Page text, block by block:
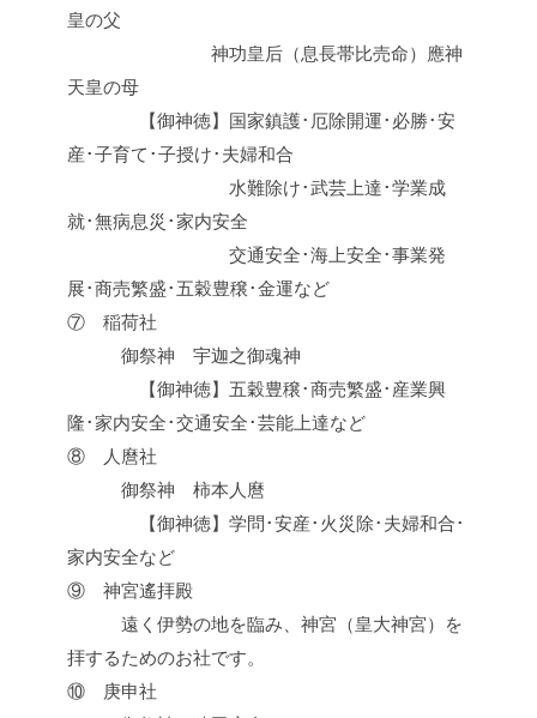
皇の父
神功皇后（息長帯比売命）應神
天皇の母
【御神徳】国家鎮護･厄除開運･必勝･安
産･子育て･子授け･夫婦和合
水難除け･武芸上達･学業成
就･無病息災･家内安全
交通安全･海上安全･事業発
展･商売繁盛･五穀豊穣･金運など
⑦ 稲荷社
御祭神 宇迦之御魂神
【御神徳】五穀豊穣･商売繁盛･産業興
隆･家内安全･交通安全･芸能上達など
⑧ 人麿社
御祭神 柿本人麿
【御神徳】学問･安産･火災除･夫婦和合･
家内安全など
⑨ 神宮遙拝殿
遠く伊勢の地を臨み、神宮（皇大神宮）を
拝するためのお社です。
⑩ 庚申社